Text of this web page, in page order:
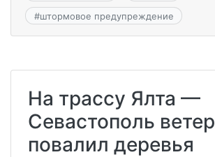
#штормовое предупреждение
На трассу Ялта —
Севастополь ветер
повалил деревья